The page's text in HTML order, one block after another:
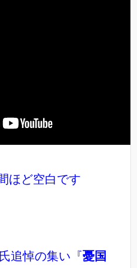
ほど空白です
追悼の集い『憂国